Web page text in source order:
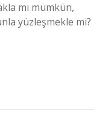
mı mümkün,
yüzleşmekle mi?